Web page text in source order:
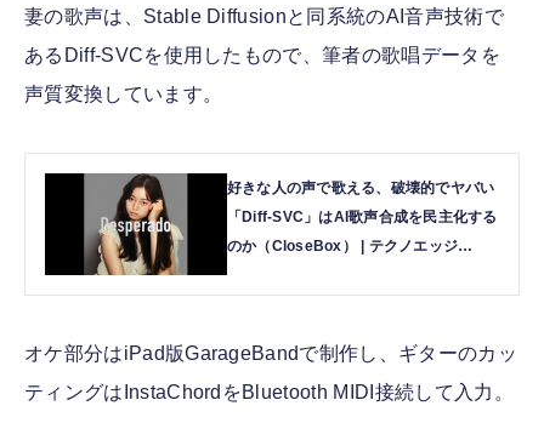
妻の歌声は、Stable Diffusionと同系統のAI音声技術で
あるDiff-SVCを使用したもので、筆者の歌唱データを
声質変換しています。
好きな人の声で歌える、破壊的でヤバい
「Diff-SVC」はAI歌声合成を民主化する
のか（CloseBox） | テクノエッジ
オケ部分はiPad版GarageBandで制作し、ギターのカッ
ティングはInstaChordをBluetooth MIDI接続して入力。